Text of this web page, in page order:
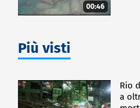
00:46
Più visti
Rio
a